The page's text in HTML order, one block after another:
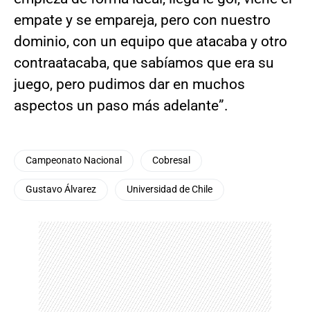
empate y se empareja, pero con nuestro
dominio, con un equipo que atacaba y otro
contraatacaba, que sabíamos que era su
juego, pero pudimos dar en muchos
aspectos un paso más adelante”.
Campeonato Nacional Cobresal
Gustavo Álvarez Universidad de Chile